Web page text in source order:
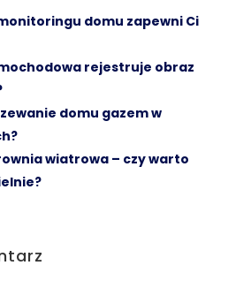
domu zapewni Ci
rejestruje obraz
domu gazem w
wiatrowa – czy warto